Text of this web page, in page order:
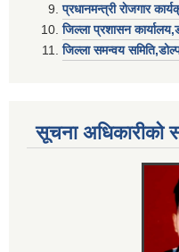
प्रधानमन्त्री राेजगार
जिल्ला प्रशासन
जिल्ला समन्वय
सूचना अधिकारीकाे